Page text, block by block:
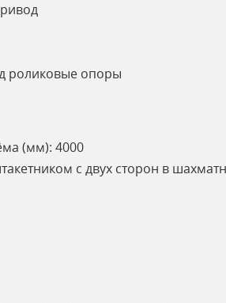
роликовые опоры
(мм): 4000
с двух сторон в